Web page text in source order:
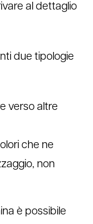
al dettaglio
due tipologie
verso altre
che ne
non
è possibile